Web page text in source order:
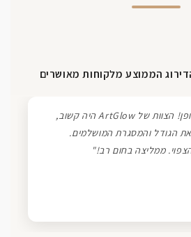
"חווית שירות יוצאת דופן! הצוות של ArtGlow היה קשוב,
את הגודל והמסגרת המושלמים.
ממליצה בחום רב!"